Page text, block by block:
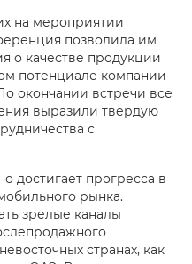
на мероприятии
позволила им
о качестве продукции
потенциале компании
окончании встречи все
выразили твердую
с
достигает прогресса в
рынка.
зрелые каналы
странах, как